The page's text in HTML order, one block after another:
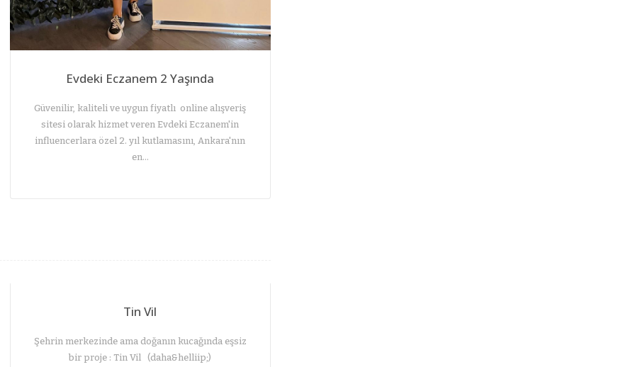
Evdeki Eczanem 2 Yaşında
Güvenilir, kaliteli ve uygun fiyatlı online alışveriş
sitesi olarak hizmet veren Evdeki Eczanem'in
influencerlara özel 2. yıl kutlamasını, Ankara'nın
en…
Tin Vil
Şehrin merkezinde ama doğanın kucağında eşsiz
bir proje : Tin Vil (daha&helliip;)